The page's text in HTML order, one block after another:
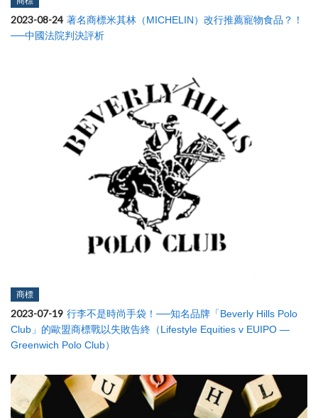
2023-08-24 著名商標米其林（MICHELIN）改行推薦寵物食品？！
──中國法院判決評析
商標
2023-07-19 行李不是時尚手袋！──知名品牌「Beverly Hills Polo
Club」的歐盟商標戰以失敗告終（Lifestyle Equities v EUIPO —
Greenwich Polo Club）